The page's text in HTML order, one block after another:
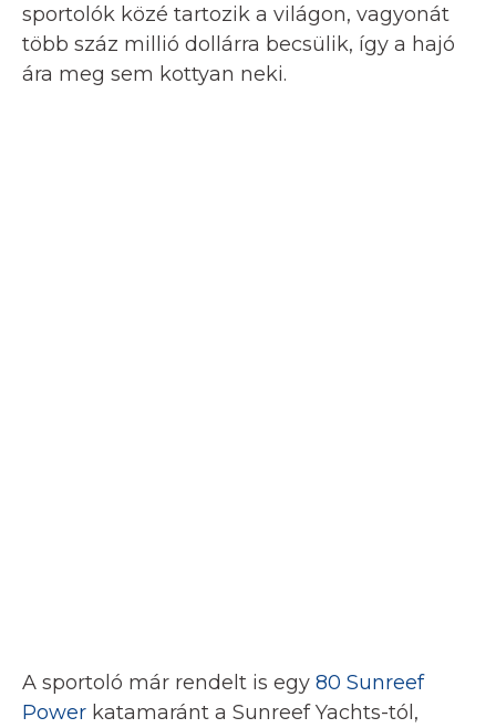
sportolók közé tartozik a világon, vagyonát
több száz millió dollárra becsülik, így a hajó
ára meg sem kottyan neki.
A sportoló már rendelt is egy 80 Sunreef
Power katamaránt a Sunreef Yachts-tól,